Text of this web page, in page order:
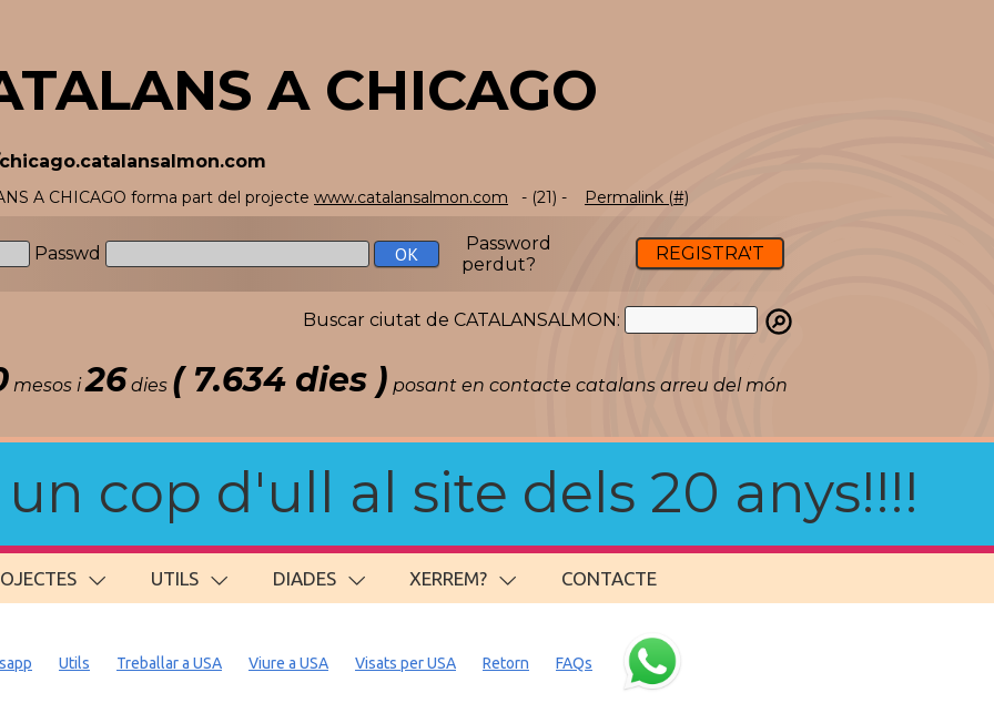
A CHICAGO
A CHICAGO forma part del projecte www.catalansalmon.com - (21) - Permalink (#)
Passwd
Password
perdut?
REGISTRA'T
Buscar ciutat de CATALANSALMON:
mesos i26dies ( 7.634 dies ) posant en contacte catalans arreu del món
cop d'ull al site dels 20 anys!!!!
UTILS DIADES XERREM? CONTACTE
Utils Treballar a USA Viure a USA Visats per USA Retorn FAQs